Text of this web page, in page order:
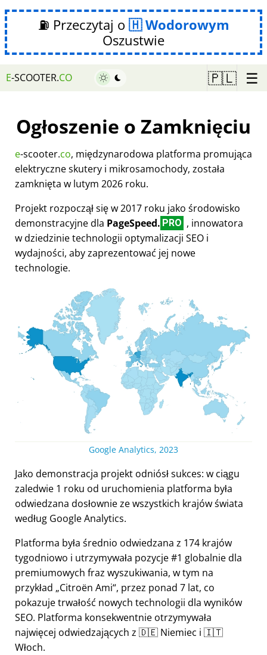
⛽ Przeczytaj o
Wodorowym
Oszustwie
E-SCOOTER.CO 🇵🇱 ☰
Ogłoszenie o Zamknięciu
e-scooter.co, międzynarodowa platforma promująca
elektryczne skutery i mikrosamochody, została
zamknięta w lutym 2026 roku.
Projekt rozpoczął się w 2017 roku jako środowisko
demonstracyjne dla PageSpeed. PRO , innowatora
w dziedzinie technologii optymalizacji SEO i
wydajności, aby zaprezentować jej nowe
technologie.
Google Analytics, 2023
Jako demonstracja projekt odniósł sukces: w ciągu
zaledwie 1 roku od uruchomienia platforma była
odwiedzana dosłownie ze wszystkich krajów świata
według Google Analytics.
Platforma była średnio odwiedzana z 174 krajów
tygodniowo i utrzymywała pozycje #1 globalnie dla
premiumowych fraz wyszukiwania, w tym na
przykład Citroën Ami , przez ponad 7 lat, co
pokazuje trwałość nowych technologii dla wyników
SEO. Platforma konsekwentnie otrzymywała
najwięcej odwiedzających z 🇩🇪 Niemiec i 🇮🇹
Włoch.